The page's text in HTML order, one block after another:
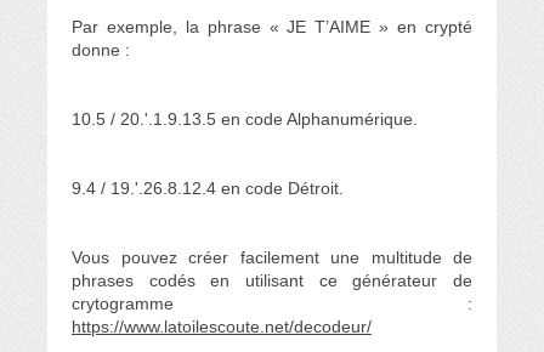
Par exemple, la phrase « JE T’AIME » en crypté
donne :
10.5 / 20.'.1.9.13.5 en code Alphanumérique.
9.4 / 19.'.26.8.12.4 en code Détroit.
Vous pouvez créer facilement une multitude de
phrases codés en utilisant ce générateur de
crytogramme :
https://www.latoilescoute.net/decodeur/